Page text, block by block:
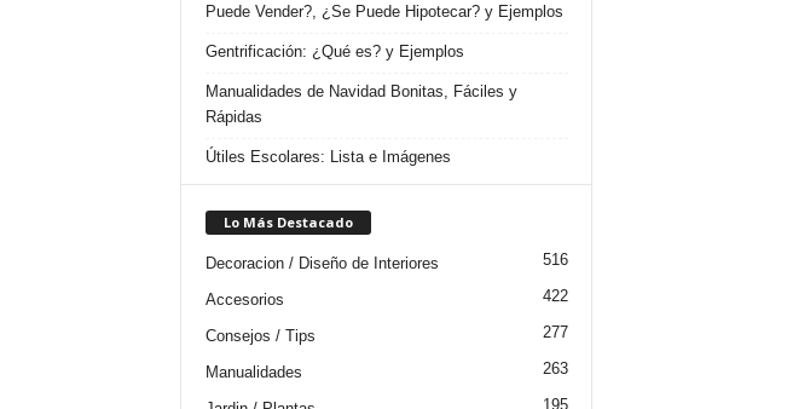
Puede Vender?, ¿Se Puede Hipotecar? y Ejemplos
Gentrificación: ¿Qué es? y Ejemplos
Manualidades de Navidad Bonitas, Fáciles y
Rápidas
Útiles Escolares: Lista e Imágenes
Lo Más Destacado
Decoracion / Diseño de Interiores 516
Accesorios 422
Consejos / Tips 277
Manualidades 263
195